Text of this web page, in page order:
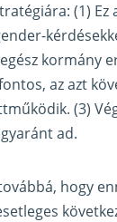
(1)
kormány
az azt
(3)
ad.
hogy